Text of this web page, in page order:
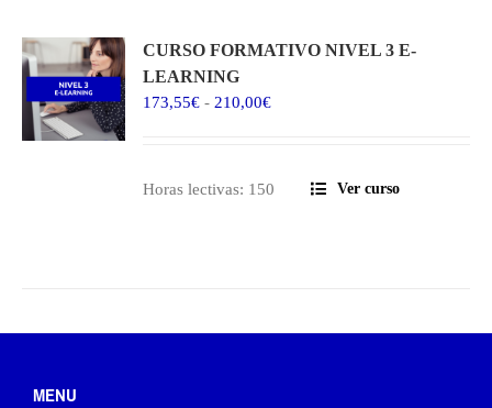
CURSO FORMATIVO NIVEL 3 E-
LEARNING
173,55€ - 210,00€Rango
173,55€
Horas lectivas: 150 Ver curso
MENU